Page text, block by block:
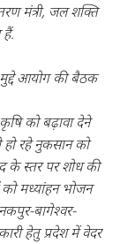
मंत्री, जल शक्ति
हैं.
आयोग की बैठक
को बढ़ावा देने
रहे नुकसान को
के स्तर पर शोध की
को मध्यांहन भोजन
बागेश्वर-
हेतु प्रदेश में वेदर